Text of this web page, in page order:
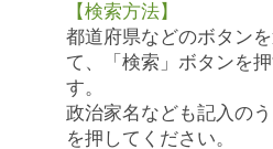
【検索方法】
都道府県などのボタン
て、「検索」ボタンを
す。
政治家名なども記入の
を押してください。